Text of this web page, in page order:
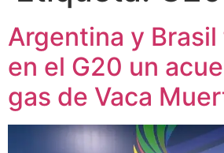
Argentina y
en el G20 un
gas de Vaca